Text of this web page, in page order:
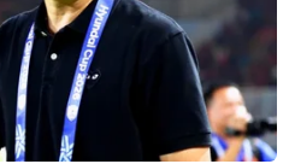
viện Việt Nam-Anh về
đổi mới sáng tạo
Anh xây dựng cơ sở dữ